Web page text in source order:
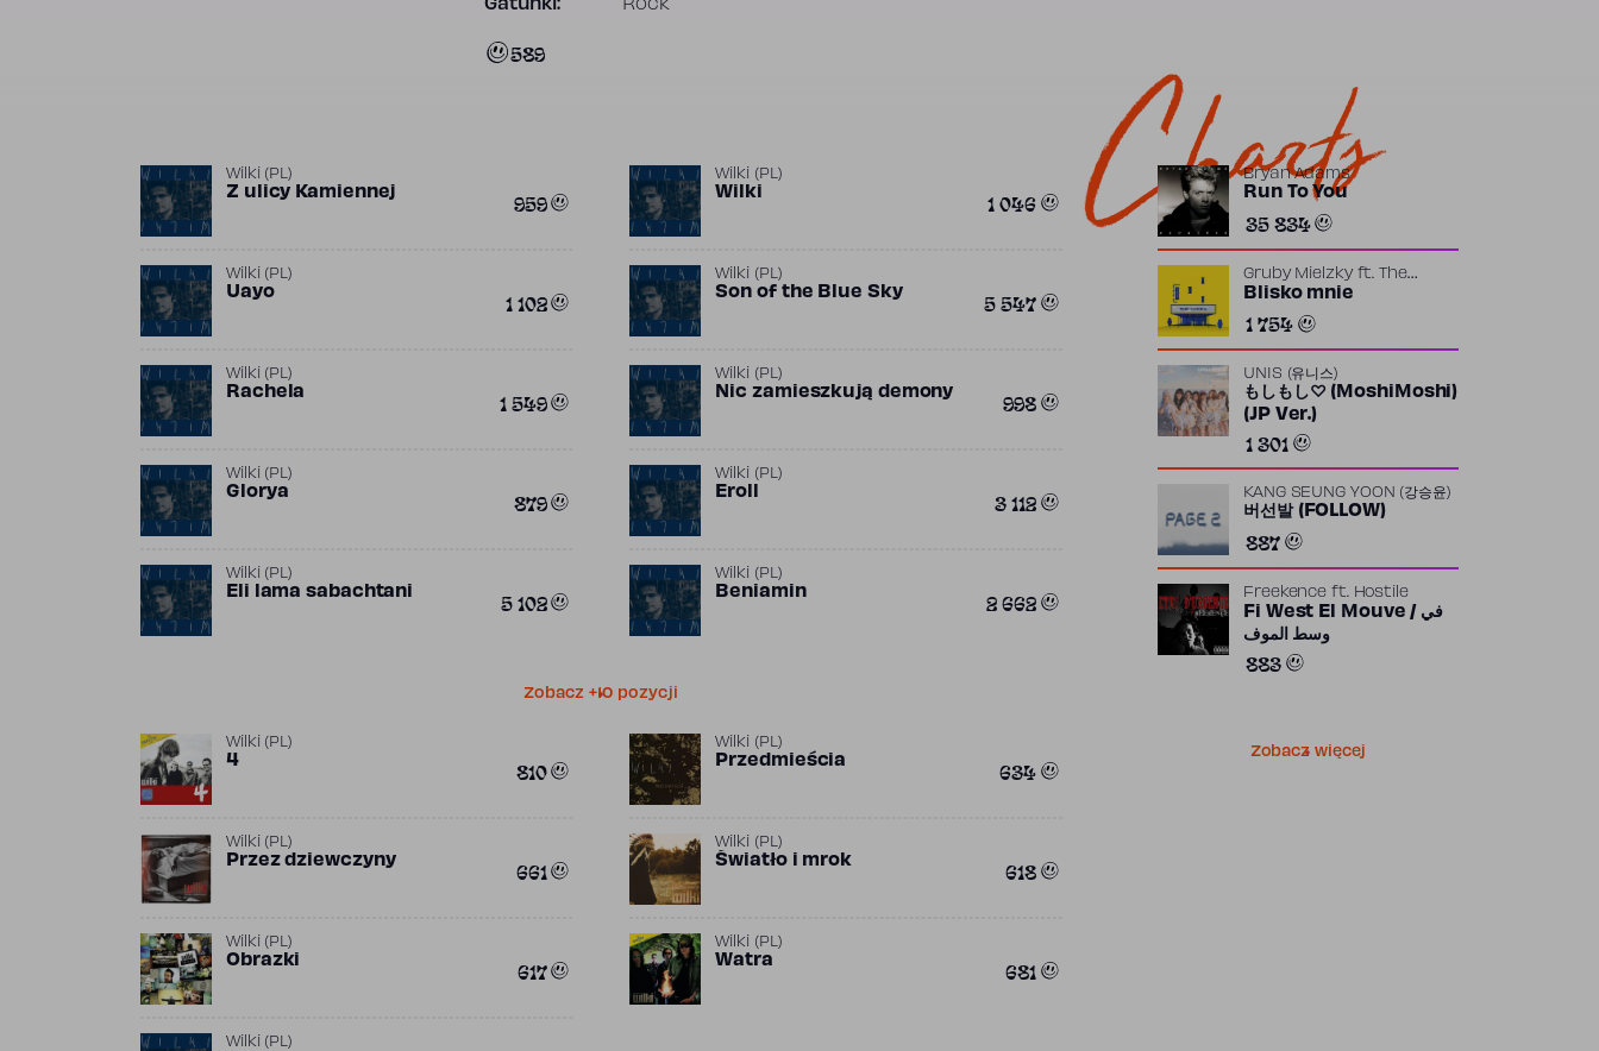
Gatunki: Rock
589
Wilki (PL)
Z ulicy Kamiennej 959
Wilki (PL)
Wilki 1 046
Wilki (PL)
Uayo 1 102
Wilki (PL)
Son of the Blue Sky 5 547
Wilki (PL)
Rachela 1 549
Wilki (PL)
Nic zamieszkują demony 998
Wilki (PL)
Glorya 879
Wilki (PL)
Eroll 3 112
Wilki (PL)
Eli lama sabachtani 5 102
Wilki (PL)
Beniamin 2 662
Zobacz +10 pozycji
Wilki (PL)
4 810
Wilki (PL)
Przedmieścia 634
Wilki (PL)
Przez dziewczyny 661
Wilki (PL)
Światło i mrok 618
Wilki (PL)
Obrazki 617
Wilki (PL)
Watra 681
Wilki (PL)
Charts
Bryan Adams
Run To You
35 834
Gruby Mielzkyft.
The
Returners
Blisko mnie
1 754
UNIS (유니스)
もしもし♡ (MoshiMoshi)
(JP Ver.)
1 301
KANG SEUNG YOON (강승윤)
버선발 (FOLLOW)
887
Freekence ft. Hostile
Fi West El Mouve / في
وسط الموف
883
Zobacz więcej